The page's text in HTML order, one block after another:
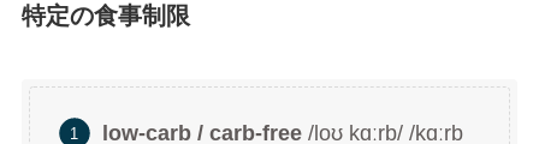
特定の食事制限
low-carb / carb-free /loʊ kɑːrb/ /kɑːrb